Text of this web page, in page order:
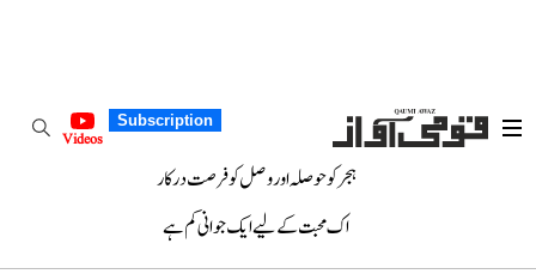
Subscription
Videos
ہجر کو حوصلہ اور وصل کو فرصت درکار
اک محبت کے لیے ایک جوانی کم ہے